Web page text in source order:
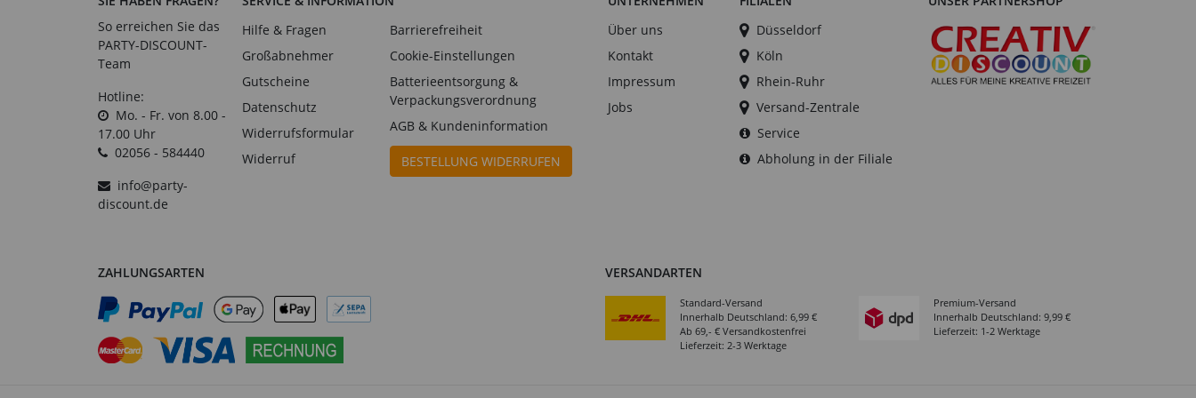
So erreichen Sie das
PARTY-DISCOUNT-
Team
Hotline:
Mo. - Fr. von 8.00 -
17.00 Uhr
02056 - 584440
info@party-
discount.de
Hilfe & Fragen
Großabnehmer
Gutscheine
Datenschutz
Widerrufsformular
Widerruf
Barrierefreiheit
Cookie-Einstellungen
Batterieentsorgung &
Verpackungsverordnung
AGB & Kundeninformation
BESTELLUNG WIDERRUFEN
Über uns
Kontakt
Impressum
Jobs
Düsseldorf
Köln
Rhein-Ruhr
Versand-Zentrale
Service
Abholung in der Filiale
ZAHLUNGSARTEN VERSANDARTEN
Standard-Versand
Innerhalb Deutschland: 6,99 €
Ab 69,- € Versandkostenfrei
Lieferzeit: 2-3 Werktage
Premium-Versand
Innerhalb Deutschland: 9,99 €
Lieferzeit: 1-2 Werktage